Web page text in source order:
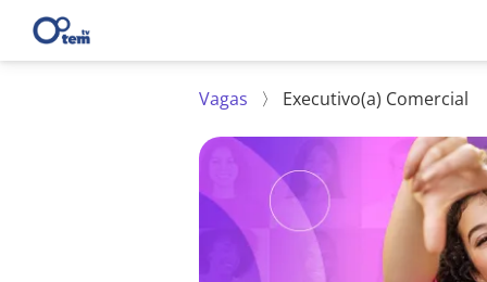
Vagas 〉 Executivo(a) Comercial